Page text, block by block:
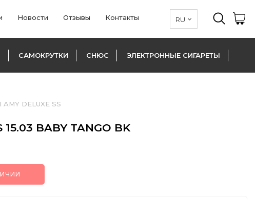
Новости Отзывы Контакты
САМОКРУТКИ СНЮС ЭЛЕКТРОННЫЕ СИГАРЕТЫ
DELUXE SS
BABY TANGO BK